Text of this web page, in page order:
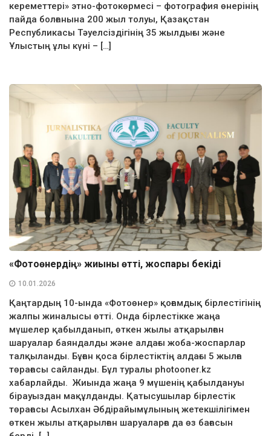
кереметтері» этно-фотокөрмесі – фотография өнерінің
пайда болғанына 200 жыл толуы, Қазақстан
Республикасы Тәуелсіздігінің 35 жылдығы және
Ұлыстың ұлы күні – […]
«Фотоөнердің» жиыны өтті, жоспары бекіді
10.01.2026
Қаңтардың 10-ында «Фотоөнер» қоғамдық бірлестігінің
жалпы жиналысы өтті. Онда бірлестікке жаңа
мүшелер қабылданып, өткен жылы атқарылған
шаруалар баяндалды және алдағы жоба-жоспарлар
талқыланды. Бұған қоса бірлестіктің алдағы 5 жылға
төрағасы сайланды. Бұл туралы photooner.kz
хабарлайды. Жиында жаңа 9 мүшенің қабылдануы
бірауыздан мақұлданды. Қатысушылар бірлестік
төрағасы Асылхан Әбдірайымұлының жетекшілігімен
өткен жылы атқарылған шаруаларға да өз бағасын